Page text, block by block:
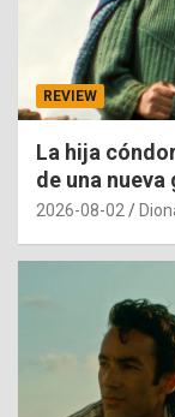
REVIEW
La hija
de una
2026-08-02